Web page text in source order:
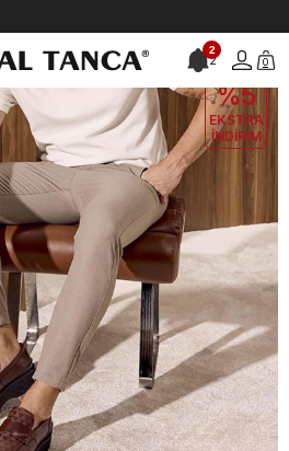
2
2 0
EKLE5
%5
EKSTRA
İNDİRİM